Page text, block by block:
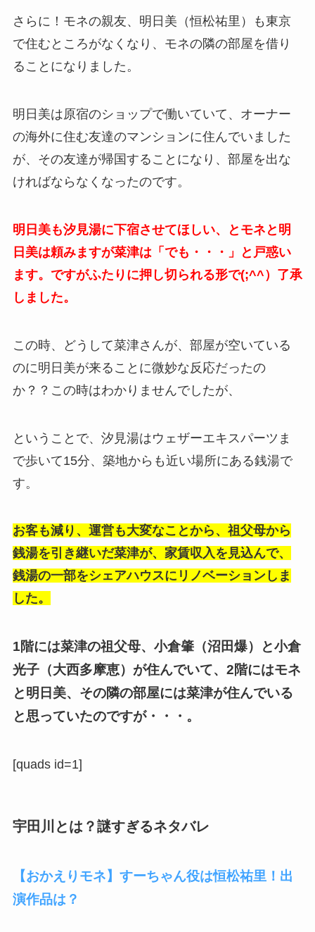
さらに！モネの親友、明日美（恒松祐里）も東京
で住むところがなくなり、モネの隣の部屋を借り
ることになりました。
明日美は原宿のショップで働いていて、オーナー
の海外に住む友達のマンションに住んでいました
が、その友達が帰国することになり、部屋を出な
ければならなくなったのです。
明日美も汐見湯に下宿させてほしい、とモネと明
日美は頼みますが菜津は「でも・・・」と戸惑い
ます。ですがふたりに押し切られる形で(;^^）了承
しました。
この時、どうして菜津さんが、部屋が空いている
のに明日美が来ることに微妙な反応だったの
か？？この時はわかりませんでしたが、
ということで、汐見湯はウェザーエキスパーツま
で歩いて15分、築地からも近い場所にある銭湯で
す。
お客も減り、運営も大変なことから、祖父母から
銭湯を引き継いだ菜津が、家賃収入を見込んで、
銭湯の一部をシェアハウスにリノベーションしま
した。
1階には菜津の祖父母、小倉肇（沼田爆）と小倉
光子（大西多摩恵）が住んでいて、2階にはモネ
と明日美、その隣の部屋には菜津が住んでいる
と思っていたのですが・・・。
[quads id=1]
宇田川とは？謎すぎるネタバレ
【おかえりモネ】すーちゃん役は恒松祐里！出
演作品は？